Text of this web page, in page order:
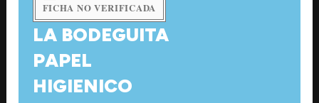
FICHA NO VERIFICADA
LA BODEGUITA
PAPEL
HIGIENICO